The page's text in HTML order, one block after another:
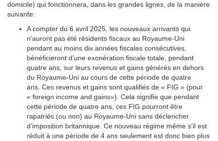
domicile) qui fonctionnera, dans les grandes lignes, de la manière
suivante:
A compter du 6 avril 2025, les nouveaux arrivants qui
n’auront pas été résidents fiscaux au Royaume-Uni
pendant au moins dix années fiscales consécutives,
bénéficieront d’une exonération fiscale totale, pendant
quatre ans, sur leurs revenus et gains générés en dehors
du Royaume-Uni au cours de cette période de quatre
ans. Ces revenus et gains sont qualifiés de « FIG » (pour
« foreign income and gains»). Cela signifie que pendant
cette période de quatre ans, ces FIG pourront être
rapatriés (ou non) au Royaume-Uni sans déclencher
d’imposition britannique. Ce nouveau régime même s’il est
réduit à une période de 4 ans seulement est donc bien plus